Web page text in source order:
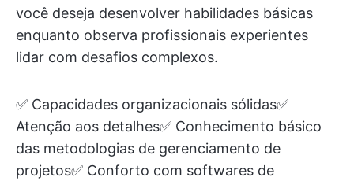
você deseja desenvolver habilidades básicas
enquanto observa profissionais experientes
lidar com desafios complexos.
✅ Capacidades organizacionais sólidas✅
Atenção aos detalhes✅ Conhecimento básico
das metodologias de gerenciamento de
projetos✅ Conforto com softwares de